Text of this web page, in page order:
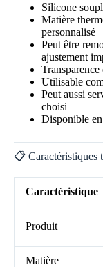
Silicone
Matière
personnalisé
Peut être
ajustement
Utilisable
Peut aussi
choisi
Disponible
📋 Caractéristiques
Caractéristique
Produit
Matière